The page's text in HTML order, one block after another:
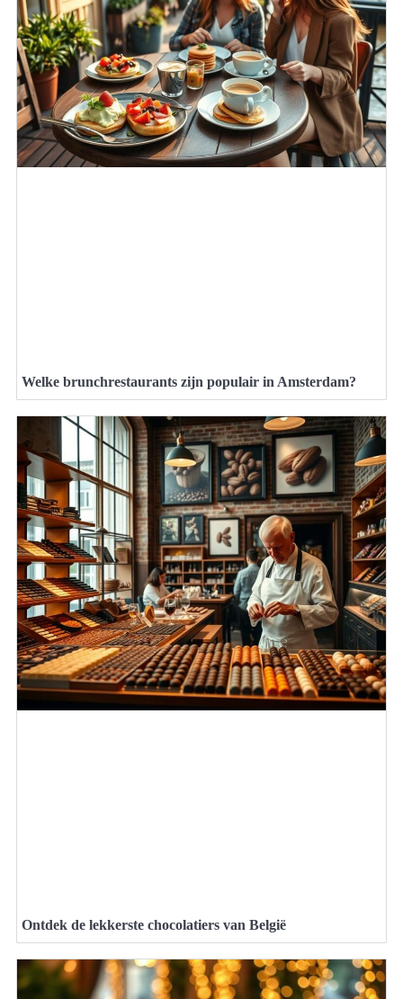
Welke brunchrestaurants zijn populair in Amsterdam?
Ontdek de lekkerste chocolatiers van België